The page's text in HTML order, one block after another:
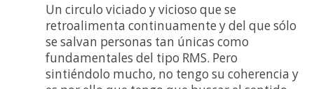
Un circulo viciado y vicioso que se
retroalimenta continuamente y del que sólo
se salvan personas tan únicas como
fundamentales del tipo RMS. Pero
sintiéndolo mucho, no tengo su coherencia y